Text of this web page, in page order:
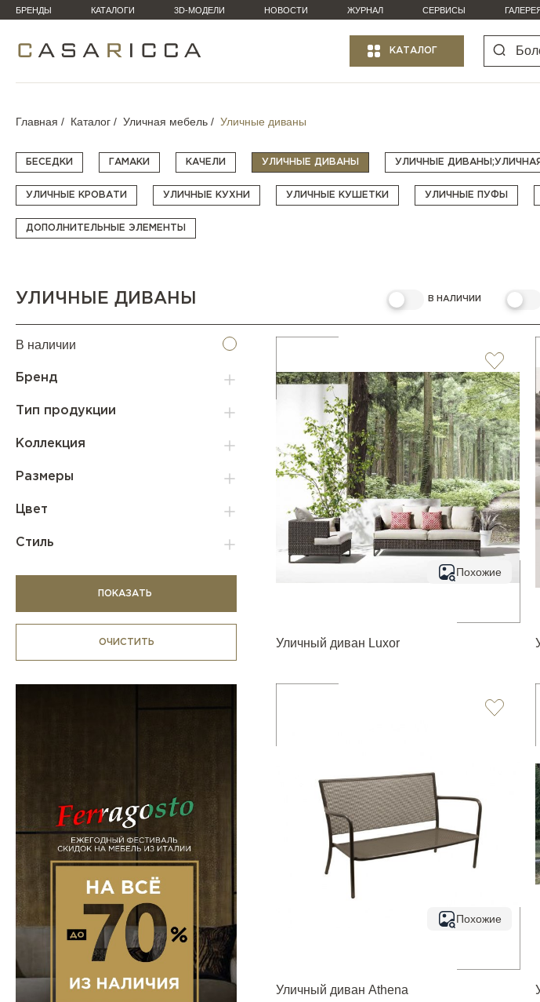
БРЕНДЫ КАТАЛОГИ 3D-МОДЕЛИ НОВОСТИ ЖУРНАЛ СЕРВИСЫ
КАТАЛОГ
Главная Каталог Уличная мебель Уличные диваны
БЕСЕДКИ ГАМАКИ КАЧЕЛИ УЛИЧНЫЕ ДИВАНЫ УЛИЧНЫЕ
УЛИЧНЫЕ КРОВАТИ УЛИЧНЫЕ КУХНИ УЛИЧНЫЕ КУШЕТКИ УЛИЧНЫЕ ПУФЫ
ДОПОЛНИТЕЛЬНЫЕ ЭЛЕМЕНТЫ
УЛИЧНЫЕ ДИВАНЫ В НАЛИЧИИ
В наличии
Бренд
Тип продукции
Коллекция
Размеры
Цвет
Стиль
ПОКАЗАТЬ
ОЧИСТИТЬ
Похожие
Уличный диван Luxor
Похожие
Уличный диван Athena